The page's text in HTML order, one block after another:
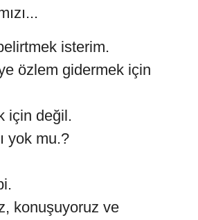
isterim.
özlem gidermek için
için değil.
yok mu.?
konuşuyoruz ve